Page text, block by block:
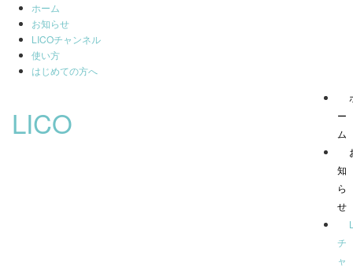
ホーム
お知らせ
LICOチャンネル
使い方
はじめての方へ
LICO
ー
ム
知
ら
せ
チ
ャ